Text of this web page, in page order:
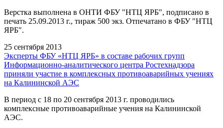
Верстка выполнена в ОНТИ ФБУ "НТЦ ЯРБ", подписано в
печать 25.09.2013 г., тираж 500 экз. Отпечатано в ФБУ "НТЦ
ЯРБ".
25 сентября 2013
Эксперты ФБУ «НТЦ ЯРБ» в составе рабочих групп
Информационно-аналитического центра Ростехнадзора
приняли участие в комплексных противоаварийных учениях
на Калининской АЭС
В период с 18 по 20 сентября 2013 г. проводились
комплексные противоаварийные учения на Калининской
АЭС.